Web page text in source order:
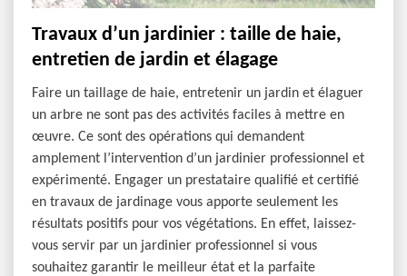
Travaux d’un jardinier : taille de haie,
entretien de jardin et élagage
Faire un taillage de haie, entretenir un jardin et élaguer
un arbre ne sont pas des activités faciles à mettre en
œuvre. Ce sont des opérations qui demandent
amplement l’intervention d’un jardinier professionnel et
expérimenté. Engager un prestataire qualifié et certifié
en travaux de jardinage vous apporte seulement les
résultats positifs pour vos végétations. En effet, laissez-
vous servir par un jardinier professionnel si vous
souhaitez garantir le meilleur état et la parfaite